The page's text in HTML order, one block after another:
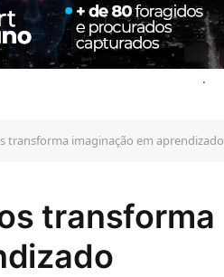
.
transforma imaginação em aprendizado
transforma